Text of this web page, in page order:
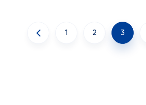
1 2 3